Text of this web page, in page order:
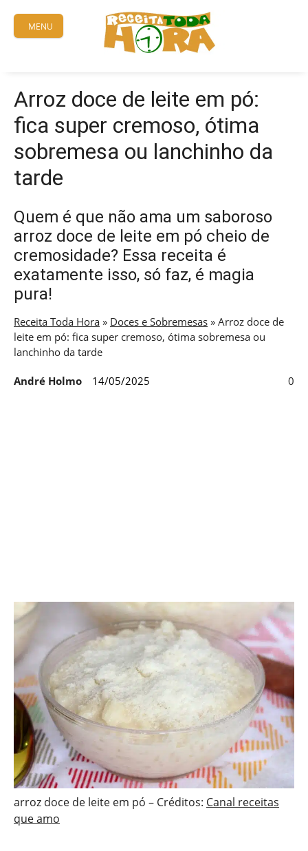
content
MENU
Arroz doce de leite em pó:
fica super cremoso, ótima
sobremesa ou lanchinho da
tarde
Quem é que não ama um saboroso
arroz doce de leite em pó cheio de
cremosidade? Essa receita é
exatamente isso, só faz, é magia
pura!
Receita Toda Hora » Doces e Sobremesas » Arroz doce de
leite em pó: fica super cremoso, ótima sobremesa ou
lanchinho da tarde
André Holmo 14/05/2025 0
arroz doce de leite em pó – Créditos: Canal receitas
que amo